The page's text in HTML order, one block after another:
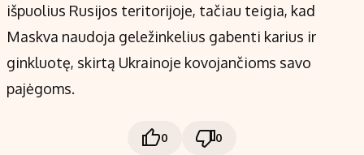
išpuolius Rusijos teritorijoje, tačiau teigia, kad
Maskva naudoja geležinkelius gabenti karius ir
ginkluotę, skirtą Ukrainoje kovojančioms savo
pajėgoms.
0 0